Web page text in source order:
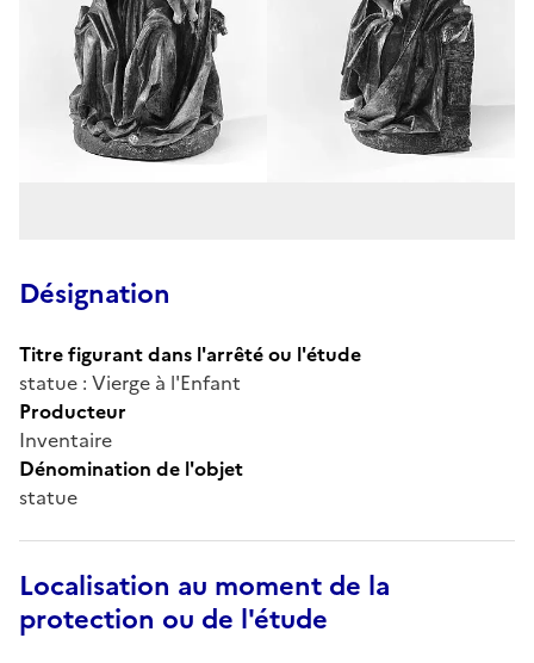
Désignation
Titre figurant dans l'arrêté ou l'étude
statue : Vierge à l'Enfant
Producteur
Inventaire
Dénomination de l'objet
statue
Localisation au moment de la
protection ou de l'étude